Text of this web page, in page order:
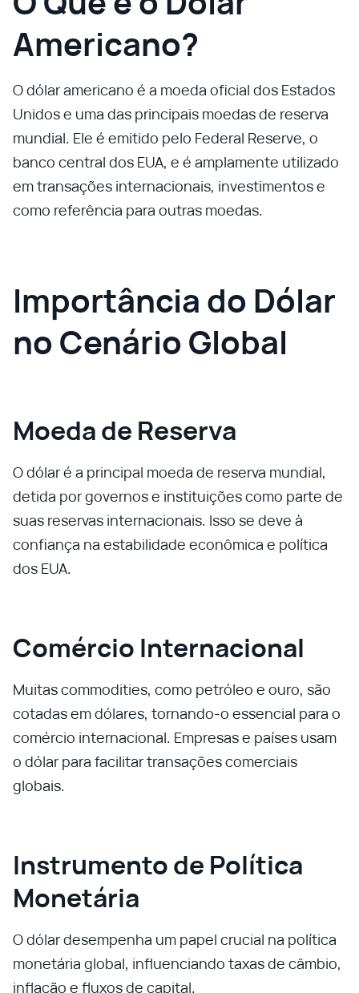
Americano?
O dólar americano é a moeda oficial dos Estados
Unidos e uma das principais moedas de reserva
mundial. Ele é emitido pelo Federal Reserve, o
banco central dos EUA, e é amplamente utilizado
em transações internacionais, investimentos e
como referência para outras moedas.
Importância do Dólar
no Cenário Global
Moeda de Reserva
O dólar é a principal moeda de reserva mundial,
detida por governos e instituições como parte de
suas reservas internacionais. Isso se deve à
confiança na estabilidade econômica e política
dos EUA.
Comércio Internacional
Muitas commodities, como petróleo e ouro, são
cotadas em dólares, tornando-o essencial para o
comércio internacional. Empresas e países usam
o dólar para facilitar transações comerciais
globais.
Instrumento de Política
Monetária
O dólar desempenha um papel crucial na política
monetária global, influenciando taxas de câmbio,
inflação e fluxos de capital.